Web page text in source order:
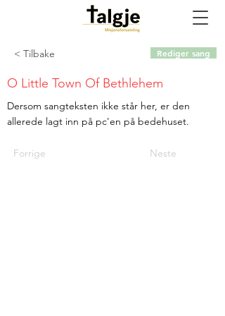
< Tilbake
Dersom sangteksten ikke står her, er den
allerede lagt inn på pc'en på bedehuset.
Forrige Neste
O Little Town Of Bethlehem
Rediger sang